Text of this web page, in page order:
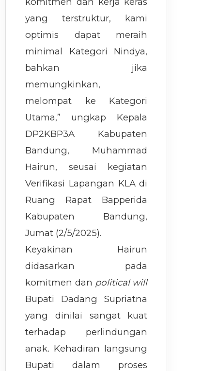
yang terstruktur, kami
optimis dapat meraih
minimal Kategori Nindya,
bahkan jika
memungkinkan,
melompat ke Kategori
Utama,” ungkap Kepala
DP2KBP3A Kabupaten
Bandung, Muhammad
Hairun, seusai kegiatan
Verifikasi Lapangan KLA di
Ruang Rapat Bapperida
Kabupaten Bandung,
Jumat (2/5/2025).
Keyakinan Hairun
didasarkan pada
komitmen dan political will
Bupati Dadang Supriatna
yang dinilai sangat kuat
terhadap perlindungan
anak. Kehadiran langsung
Bupati dalam proses